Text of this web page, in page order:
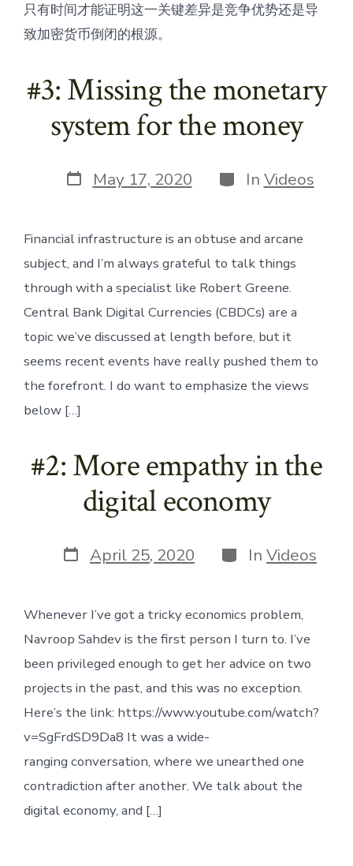
只有时间才能证明这一关键差异是竞争优势还是导
致加密货币倒闭的根源。
#3: Missing the monetary
system for the money
Post
date
May 17, 2020 Categories
In Videos
Financial infrastructure is an obtuse and arcane
subject, and I’m always grateful to talk things
through with a specialist like Robert Greene.
Central Bank Digital Currencies (CBDCs) are a
topic we’ve discussed at length before, but it
seems recent events have really pushed them to
the forefront. I do want to emphasize the views
below […]
#2: More empathy in the
digital economy
Post
date
April 25, 2020 Categories
In Videos
Whenever I’ve got a tricky economics problem,
Navroop Sahdev is the first person I turn to. I’ve
been privileged enough to get her advice on two
projects in the past, and this was no exception.
Here’s the link: https://www.youtube.com/watch?
v=SgFrdSD9Da8 It was a wide-
ranging conversation, where we unearthed one
contradiction after another. We talk about the
digital economy, and […]